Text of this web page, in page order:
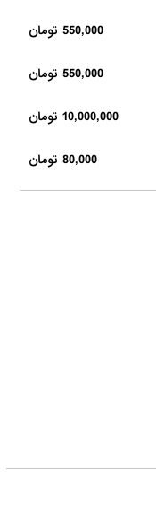
550,000 تومان
550,000 تومان
10,000,000 تومان
80,000 تومان